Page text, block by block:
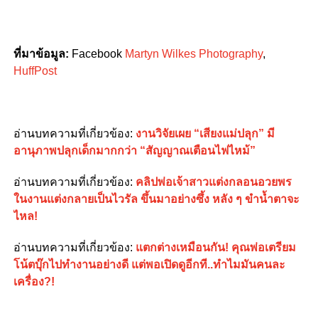
ที่มาข้อมูล: Facebook Martyn Wilkes Photography,
HuffPost
อ่านบทความที่เกี่ยวข้อง: งานวิจัยเผย “เสียงแม่ปลุก” มี
อานุภาพปลุกเด็กมากกว่า “สัญญาณเตือนไฟไหม้”
อ่านบทความที่เกี่ยวข้อง: คลิปพ่อเจ้าสาวแต่งกลอนอวยพร
ในงานแต่งกลายเป็นไวรัล ขึ้นมาอย่างซึ้ง หลัง ๆ ขำน้ำตาจะ
ไหล!
อ่านบทความที่เกี่ยวข้อง: แตกต่างเหมือนกัน! คุณพ่อเตรียม
โน้ตบุ๊กไปทำงานอย่างดี แต่พอเปิดดูอีกที..ทำไมมันคนละ
เครื่อง?!